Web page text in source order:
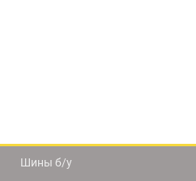
Шины б/у